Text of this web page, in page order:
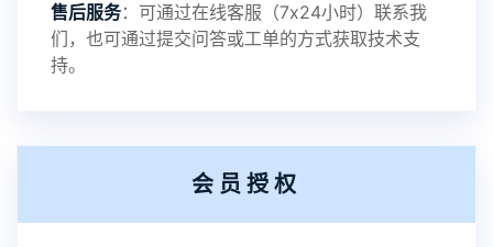
提示1：为避免异常风险情况，传输对方手机数据文
件至本地请先切换代理网络
售后服务：可通过在线客服（7x24小时）联系我
们，也可通过提交问答或工单的方式获取技术支
持。
会员授权